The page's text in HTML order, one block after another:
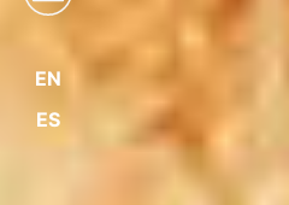
EN
ES